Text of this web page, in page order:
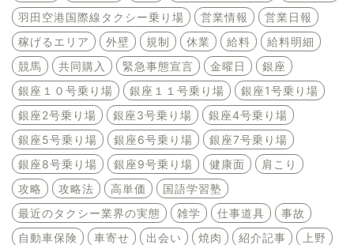
羽田空港国際線タクシー乗り場
営業情報
営業日報
稼げるエリア
外壁 規制 休業 給料
給料明細
競馬
共同購入 緊急事態宣言 金曜日
銀座
銀座１０号乗り場
銀座１１号乗り場
銀座1号乗り場
銀座2号乗り場
銀座3号乗り場
銀座4号乗り場
銀座5号乗り場
銀座6号乗り場
銀座7号乗り場
銀座8号乗り場
銀座9号乗り場 健康面
肩こり
攻略
攻略法 高単価
国語学習塾
最近のタクシー業界の実態
雑学 仕事道具
事故
自動車保険
車寄せ 出会い 焼肉 紹介記事
上野